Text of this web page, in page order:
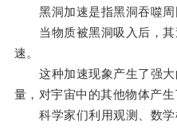
黑洞加速是指黑洞吞噬周
当物质被黑洞吸入后，其
速。
这种加速现象产生了强大
量，对宇宙中的其他物体产生
科学家们利用观测、数学